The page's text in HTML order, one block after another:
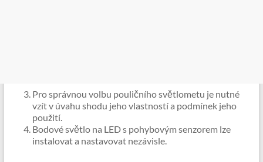
Pro správnou volbu pouličního světlometu je nutné
vzít v úvahu shodu jeho vlastností a podmínek jeho
použití.
Bodové světlo na LED s pohybovým senzorem lze
instalovat a nastavovat nezávisle.